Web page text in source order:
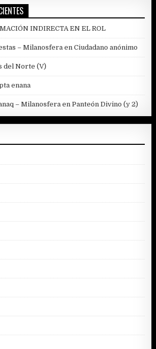
INDIRECTA EN EL ROL
– Milanosfera enCiudadano anónimo
del Norte (V)
enana
– Milanosfera enPanteón Divino (y 2)